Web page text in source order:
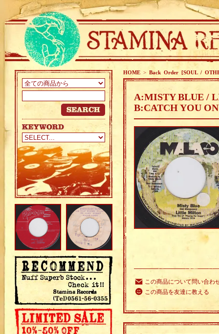
HOME > Back Order [SOUL /
A:MISTY BLUE /
B:CATCH YOU
この商品について問い合わ
この商品を友達に教える